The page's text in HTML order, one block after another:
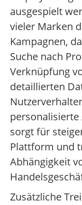
ausgespielt
vieler Marken
Kampagnen,
Suche nach
Verknüpfung
detaillierten
personalisierte
sorgt für
Plattform und
Abhängigkeit
Zusätzliche